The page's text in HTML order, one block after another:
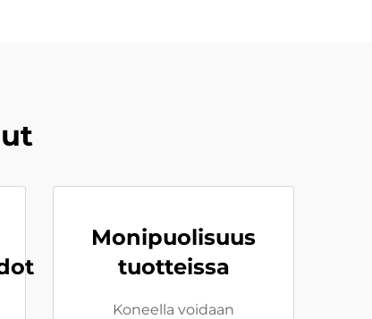
Monipuolisuus
tuotteissa
Koneella voidaan